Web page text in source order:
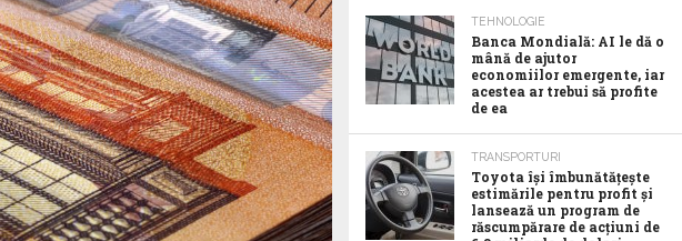
TEHNOLOGIE
Banca Mondială: AI le dă o
mână de ajutor
economiilor emergente, iar
acestea ar trebui să profite
de ea
TRANSPORTURI
Toyota îşi îmbunătăţeşte
estimările pentru profit şi
lansează un program de
răscumpărare de acţiuni de